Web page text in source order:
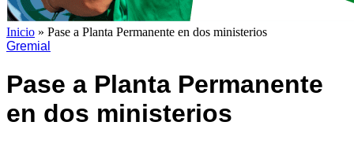
Inicio » Pase a Planta Permanente en dos ministerios
Gremial
Pase a Planta Permanente
en dos ministerios